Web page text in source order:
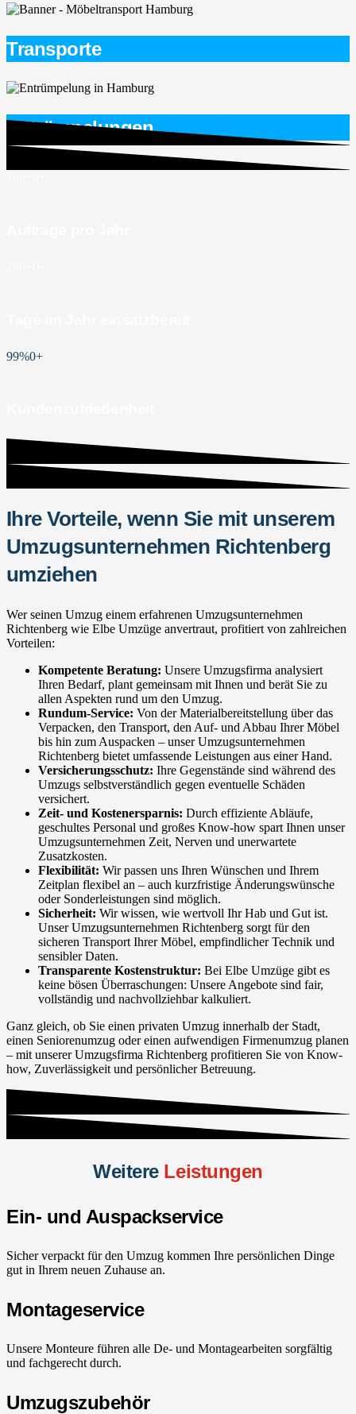
Transporte
Entrümpelungen
99%0+
Ihre Vorteile, wenn Sie mit unserem
Umzugsunternehmen Richtenberg
umziehen
Wer seinen Umzug einem erfahrenen Umzugsunternehmen
Richtenberg wie Elbe Umzüge anvertraut, profitiert von zahlreichen
Vorteilen:
Kompetente Beratung: Unsere Umzugsfirma analysiert
Ihren Bedarf, plant gemeinsam mit Ihnen und berät Sie zu
allen Aspekten rund um den Umzug.
Rundum-Service: Von der Materialbereitstellung über das
Verpacken, den Transport, den Auf- und Abbau Ihrer Möbel
bis hin zum Auspacken – unser Umzugsunternehmen
Richtenberg bietet umfassende Leistungen aus einer Hand.
Versicherungsschutz: Ihre Gegenstände sind während des
Umzugs selbstverständlich gegen eventuelle Schäden
versichert.
Zeit- und Kostenersparnis: Durch effiziente Abläufe,
geschultes Personal und großes Know-how spart Ihnen unser
Umzugsunternehmen Zeit, Nerven und unerwartete
Zusatzkosten.
Flexibilität: Wir passen uns Ihren Wünschen und Ihrem
Zeitplan flexibel an – auch kurzfristige Änderungswünsche
oder Sonderleistungen sind möglich.
Sicherheit: Wir wissen, wie wertvoll Ihr Hab und Gut ist.
Unser Umzugsunternehmen Richtenberg sorgt für den
sicheren Transport Ihrer Möbel, empfindlicher Technik und
sensibler Daten.
Transparente Kostenstruktur: Bei Elbe Umzüge gibt es
keine bösen Überraschungen: Unsere Angebote sind fair,
vollständig und nachvollziehbar kalkuliert.
Ganz gleich, ob Sie einen privaten Umzug innerhalb der Stadt,
einen Seniorenumzug oder einen aufwendigen Firmenumzug planen
– mit unserer Umzugsfirma Richtenberg profitieren Sie von Know-
how, Zuverlässigkeit und persönlicher Betreuung.
Weitere Leistungen
Ein- und Auspackservice
Sicher verpackt für den Umzug kommen Ihre persönlichen Dinge
gut in Ihrem neuen Zuhause an.
Montageservice
Unsere Monteure führen alle De- und Montagearbeiten sorgfältig
und fachgerecht durch.
Umzugszubehör